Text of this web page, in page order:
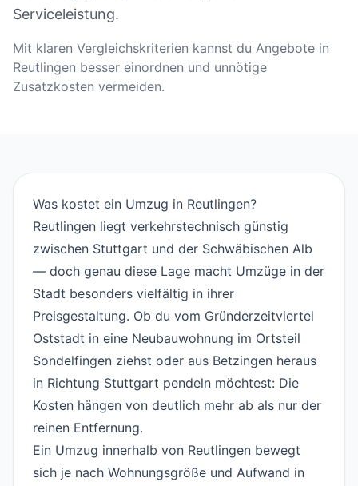
Serviceleistung.
Mit klaren Vergleichskriterien kannst du Angebote in
Reutlingen besser einordnen und unnötige
Zusatzkosten vermeiden.
Was kostet ein Umzug in Reutlingen?
Reutlingen liegt verkehrstechnisch günstig
zwischen Stuttgart und der Schwäbischen Alb
— doch genau diese Lage macht Umzüge in der
Stadt besonders vielfältig in ihrer
Preisgestaltung. Ob du vom Gründerzeitviertel
Oststadt in eine Neubauwohnung im Ortsteil
Sondelfingen ziehst oder aus Betzingen heraus
in Richtung Stuttgart pendeln möchtest: Die
Kosten hängen von deutlich mehr ab als nur der
reinen Entfernung.
Ein Umzug innerhalb von Reutlingen bewegt
sich je nach Wohnungsgröße und Aufwand in